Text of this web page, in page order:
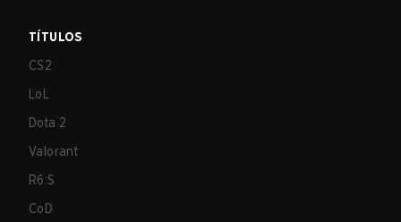
TÍTULOS
CS2
LoL
Dota 2
Valorant
R6:S
CoD